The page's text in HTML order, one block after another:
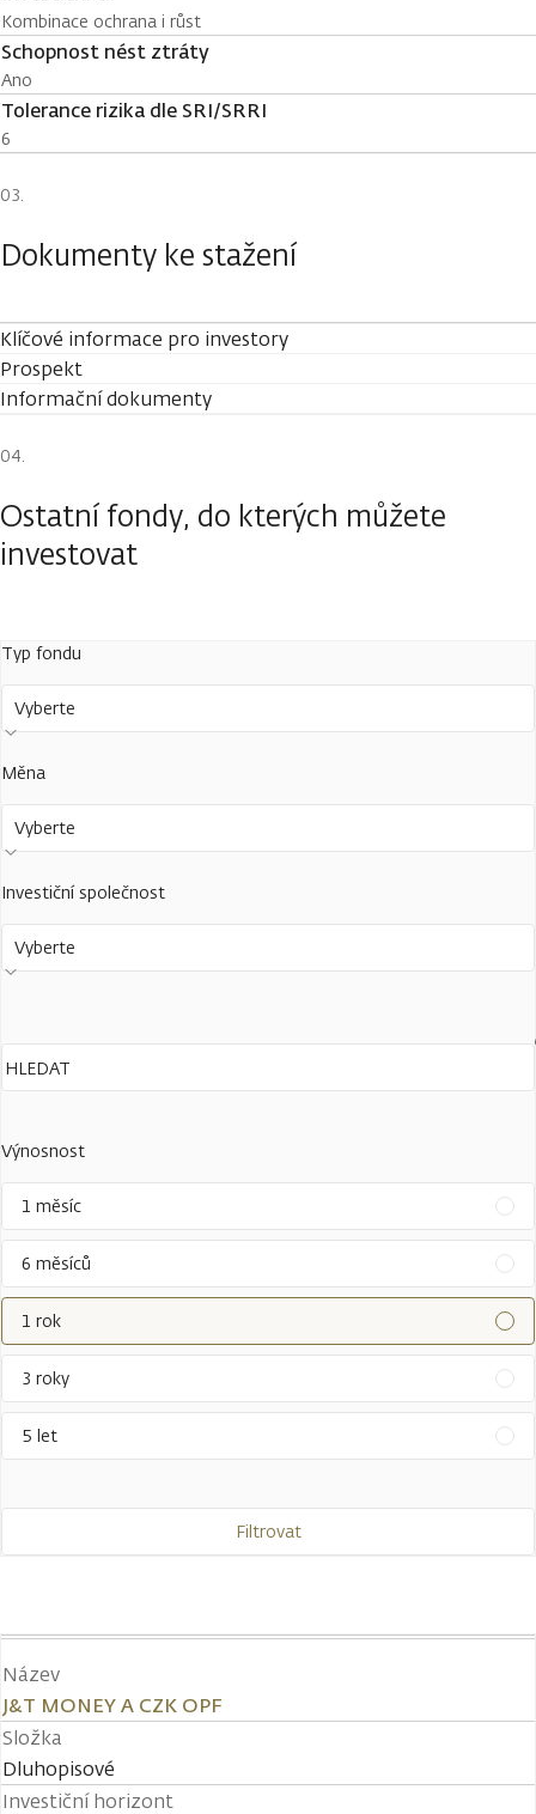
Kombinace ochrana i růst
Schopnost nést ztráty
Ano
Tolerance rizika dle SRI/SRRI
6
Dokumenty ke stažení
Klíčové informace pro investory
Prospekt
Informační dokumenty
Ostatní fondy, do kterých můžete
investovat
Typ fondu
Vyberte
Měna
Vyberte
Investiční společnost
Vyberte
Výnosnost
1 měsíc
6 měsíců
1 rok
3 roky
5 let
Filtrovat
Název
J&T MONEY A CZK OPF
Složka
Dluhopisové
Investiční horizont